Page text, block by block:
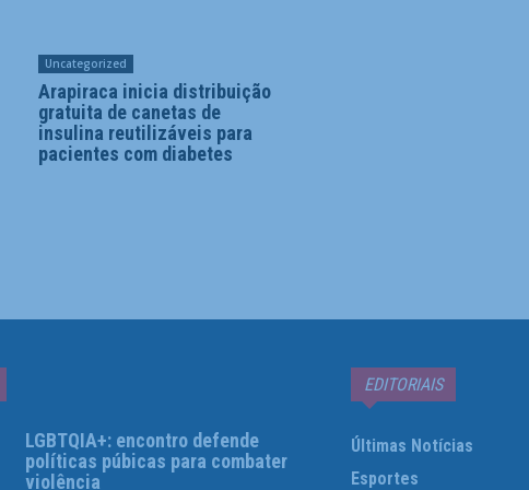
Uncategorized
Arapiraca inicia distribuição
gratuita de canetas de
insulina reutilizáveis para
pacientes com diabetes
LGBTQIA+: encontro defende
políticas púbicas para combater
violência
EDITORIAIS
Últimas Notícias
Esportes